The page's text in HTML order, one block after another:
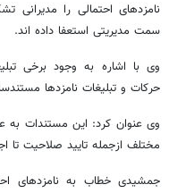
نامزدهای احتمالی را مدیرانی
سمت مدیریتی استعفا داده اند.
وی با اشاره به وجود برخی
حرکات و تبلیغات نامزدها
وی عنوان کرد: این مستندات
مختلف ازجمله تایید صلاحیت تا
جمشیدی خطاب به نامزدهای